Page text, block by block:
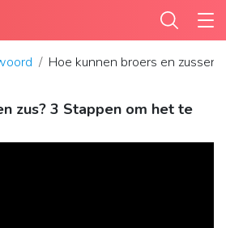
Hoe kunnen broers en zussen
zus? 3 Stappen om het te